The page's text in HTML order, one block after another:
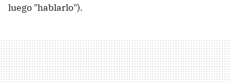
luego "hablarlo").